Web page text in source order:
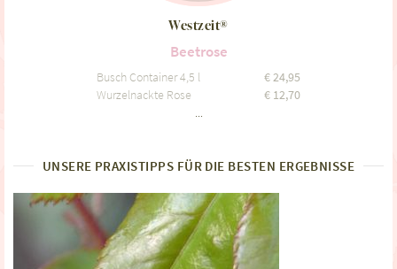
Westzeit®
Beetrose
Busch Container 4,5 l €24,95
Wurzelnackte Rose
€ 12,70
...
UNSERE PRAXISTIPPS FÜR DIE BESTEN ERGEBNISSE